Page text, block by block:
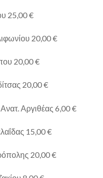
25,00 €
20,00 €
20,00 €
20,00 €
Αργιθέας 6,00 €
15,00 €
20,00 €